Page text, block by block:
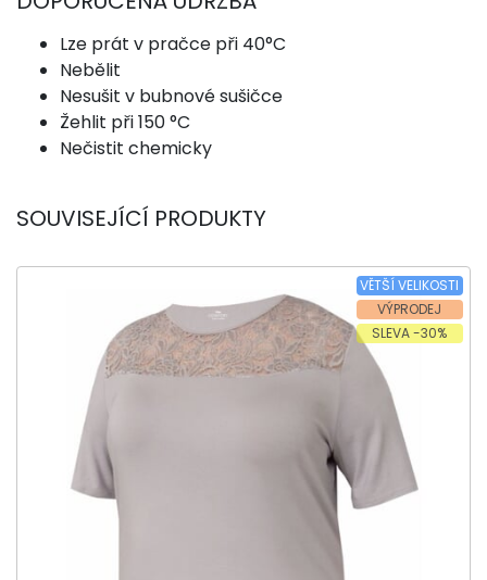
Lze prát v pračce při 40°C
Nebělit
Nesušit v bubnové sušičce
Žehlit při 150 °C
Nečistit chemicky
SOUVISEJÍCÍ PRODUKTY
VĚTŠÍ VELIKOSTI
VÝPRODEJ
SLEVA -30%